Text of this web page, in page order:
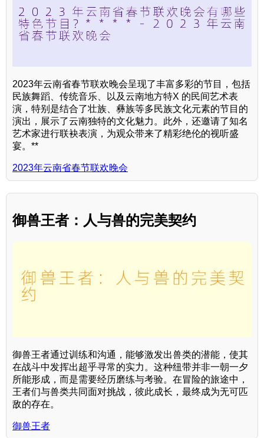
2023年云南省春节联欢晚会呈现了丰富多彩的节目，包括
民族舞蹈、传统音乐、以及云南地方特X 的民间艺术表
演，特别是结合了壮族、彝族等多民族文化元素的节目的
演出，展示了云南独特的文化魅力。此外，还邀请了知名
艺术家进行联袂表演，为观众带来了精彩绝伦的视听盛
宴。**
2023年云南省春节联欢晚会
御兽王者：人与兽的完美契约
御兽王者通过训练和沟通，能够激发出兽类的潜能，使其
在战斗中发挥出超乎寻常的实力。这种纽带并非一朝一夕
所能形成，而是需要经历磨练与考验。在冒险的旅途中，
王者们与兽类共同面对挑战，彼此成长，最终成为无可匹
敌的存在。
御兽王者